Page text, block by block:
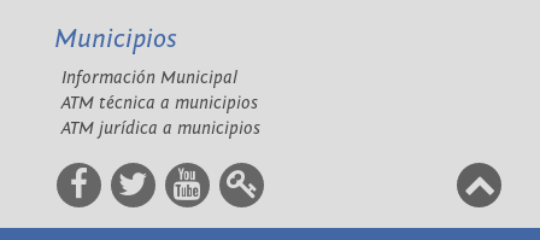
Municipios
Información Municipal
ATM técnica a municipios
ATM jurídica a municipios